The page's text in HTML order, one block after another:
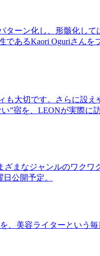
ーン化し、形骸化し
あるKaori Oguriさんを
大切です。さらに設
”宿を、LEONが実際に
まなジャンルのワクワ
公開予定。
、美容ライターという